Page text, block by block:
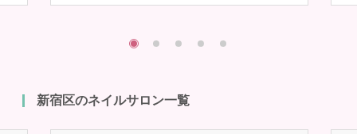
新宿区のネイルサロン一覧